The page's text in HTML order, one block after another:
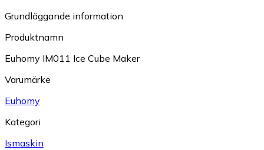
Grundläggande information
Produktnamn
Euhomy IM011 Ice Cube Maker
Varumärke
Euhomy
Kategori
Ismaskin